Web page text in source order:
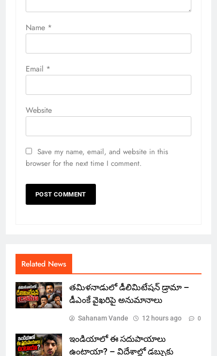
Name *
Email *
Website
Save my name, email, and website in this
browser for the next time I comment.
Related News
తమిళనాడులో డీలిమిటేషన్ డ్రామా –
డీఎంకే వైఖరిపై అనుమానాలు
Sahanam Vande 12 hours ago 0
ఇండియాలో‌ ఈ సదుపాయాలు
ఉంటాయా? – విదేశాల్లో డబ్బుకు